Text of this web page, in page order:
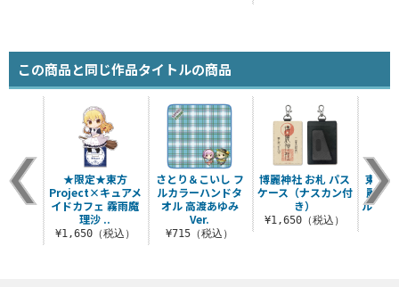
この商品と同じ作品タイトルの商品
さとり＆こいし フ
ルカラーハンドタ
オル 高渡あゆみ
Ver.
¥715（税込）
博麗神社 お札 パス
ケース（ナスカン付
き）
¥1,650（税込）
東方
麗霊
ルチキ
★限定★東方
Project×キュアメ
イドカフェ 霧雨魔
理沙 ..
¥1,650（税込）